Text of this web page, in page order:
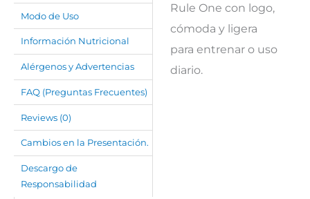
Modo de Uso
Información Nutricional
Alérgenos y Advertencias
FAQ (Preguntas Frecuentes)
Reviews (0)
Cambios en la Presentación.
Descargo de
Responsabilidad
Rule One con logo,
cómoda y ligera
para entrenar o uso
diario.